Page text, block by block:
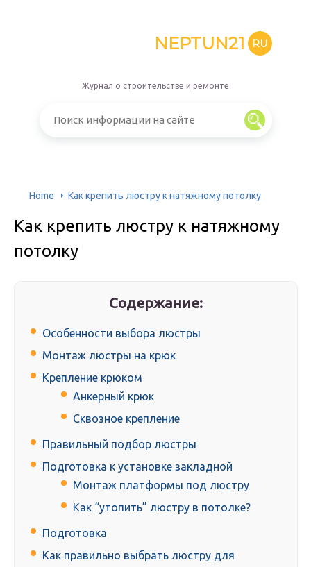
NEPTUN21 RU
Журнал о строительстве и ремонте
Home Как крепить люстру к натяжному потолку
Как крепить люстру к натяжному
потолку
Содержание:
Особенности выбора люстры
Монтаж люстры на крюк
Крепление крюком
Анкерный крюк
Сквозное крепление
Правильный подбор люстры
Подготовка к установке закладной
Монтаж платформы под люстру
Как “утопить” люстру в потолке?
Подготовка
Как правильно выбрать люстру для